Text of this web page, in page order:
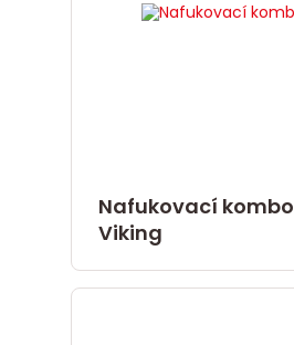
Nafukovací kombo
Viking